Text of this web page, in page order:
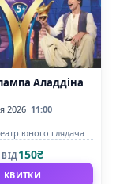
Аладдіна
2026 11:00
юного глядача
ВІД150₴
КВИТКИ